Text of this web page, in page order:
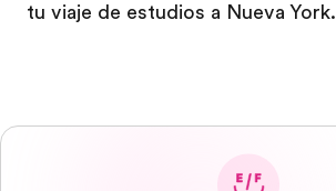
tu viaje de estudios a Nueva York.